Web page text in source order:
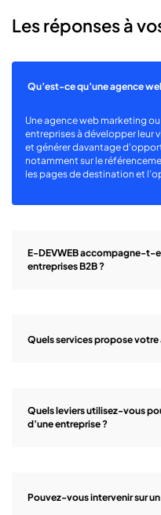
Les réponses à
Qu’est-ce qu’une agence
Une agence web marketing
entreprises à développer leur
et générer davantage
notamment sur le
les pages de destination et
E-DEVWEB accompagne-t-
entreprises B2B ?
Quels services propose votre
Quels leviers utilisez-vous
d’une entreprise ?
Pouvez-vous intervenir sur